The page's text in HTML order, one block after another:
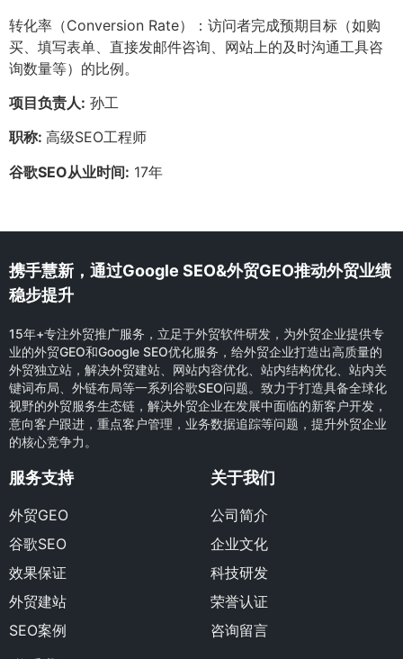
转化率（Conversion Rate）：访问者完成预期目标（如购
买、填写表单、直接发邮件咨询、网站上的及时沟通工具咨
询数量等）的比例。
项目负责人: 孙工
职称: 高级SEO工程师
谷歌SEO从业时间: 17年
携手慧新，通过Google SEO&外贸GEO推动外贸业绩
稳步提升
15年+专注外贸推广服务，立足于外贸软件研发，为外贸企业提供专
业的外贸GEO和Google SEO优化服务，给外贸企业打造出高质量的
外贸独立站，解决外贸建站、网站内容优化、站内结构优化、站内关
键词布局、外链布局等一系列谷歌SEO问题。致力于打造具备全球化
视野的外贸服务生态链，解决外贸企业在发展中面临的新客户开发，
意向客户跟进，重点客户管理，业务数据追踪等问题，提升外贸企业
的核心竞争力。
服务支持
外贸GEO
谷歌SEO
效果保证
外贸建站
SEO案例
关于我们
公司简介
企业文化
科技研发
荣誉认证
咨询留言